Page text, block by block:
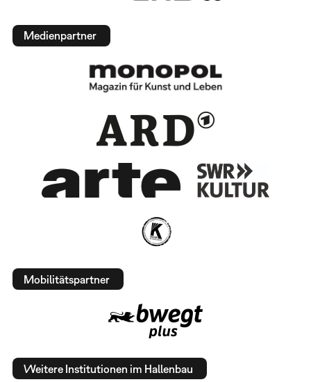
Medienpartner
Mobilitätspartner
Weitere Institutionen im Hallenbau